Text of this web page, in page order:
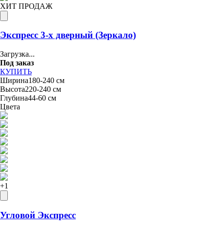
ХИТ ПРОДАЖ
Экспресс 3-х дверный (Зеркало)
Загрузка...
Под заказ
КУПИТЬ
Ширина180-240 см
Высота220-240 см
Глубина44-60 см
Цвета
+1
Угловой Экспресс